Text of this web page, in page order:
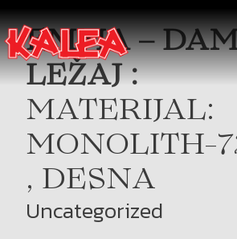
EMMA –
LEŽAJ :
MATERIJAL:
MONOLITH-
, DESNA
Uncategorized